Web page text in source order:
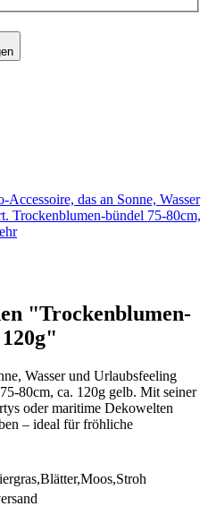
Accessoire, das an Sonne, Wasser
Trockenblumen-bündel 75-80cm,
"Trockenblumen-
Wasser und Urlaubsfeeling
80cm, ca. 120g gelb. Mit seiner
oder maritime Dekowelten
– ideal für fröhliche